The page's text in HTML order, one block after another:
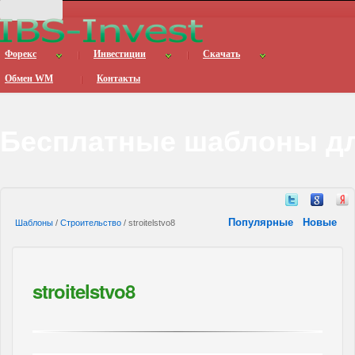
Форекс Инвестиции Скачать
Обмен WM Контакты
Шаблоны / Строительство / stroitelstvo8 Популярные Новые
stroitelstvo8